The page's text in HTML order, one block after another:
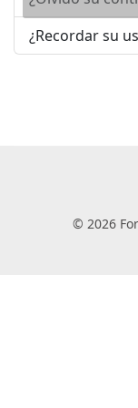
¿Recordar su
© 2026